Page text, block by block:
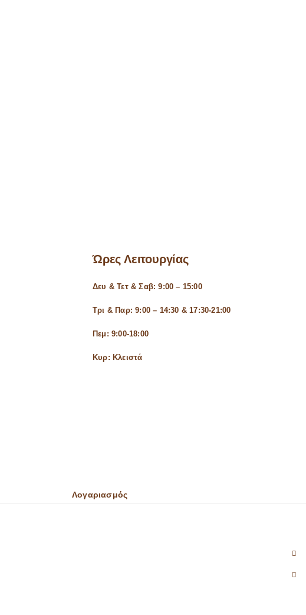
Ώρες Λειτουργίας
Δευ & Τετ & Σαβ: 9:00 – 15:00
Τρι & Παρ: 9:00 – 14:30 & 17:30-21:00
Πεμ: 9:00-18:00
Κυρ: Κλειστά
Λογαριασμός